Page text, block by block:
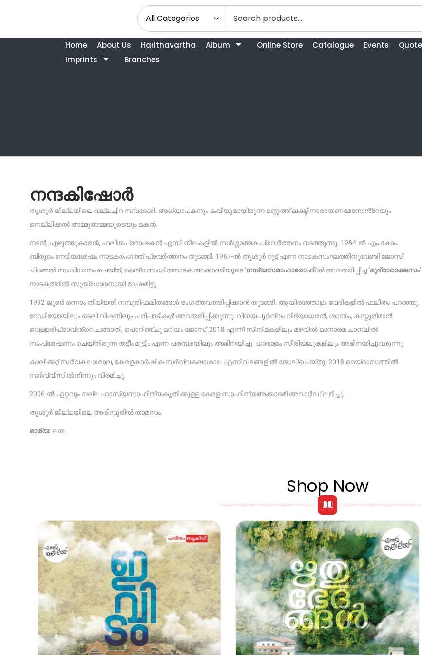
Home About Us Harithavartha Album Online Store Catalogue Events
Imprints
Branches
നന്ദകിഷോർ
തൃശൂർ ജില്ലയിലെ വല്ലച്ചിറ സ്വദേശി. അധ്യാപകനും കവിയുമായിരുന്ന മണ്ണത്ത് ലക്ഷ്മിനാരായണമേനോൻ്റേയും
നെല്ലിക്കൽ അമ്മുഅമ്മയുടെയും മകൻ.
നടൻ, എഴുത്തുകാരൻ, ഫലിതപ്രഭാഷകൻ എന്നീ നിലകളിൽ സർഗ്ഗാത്മക പ്രവർത്തനം നടത്തുന്നു. 1984-ൽ എം.കോം.
ബിരുദം നേടിയശേഷം നാടകരംഗത്ത് പ്രവർത്തനം തുടങ്ങി. 1987-ൽ തൃശൂർ റൂട്ട് എന്ന നാടകസംഘത്തിനുവേണ്ടി ജോസ്
ചിറമ്മൽ സംവിധാനം ചെയ്ത്, കേന്ദ്ര സംഗീതനാടക അക്കാദമിയുടെ‘നാട്യസമാഹാരോഹി’ൽ അവതരിപ്പിച്ച‘മുദ്രാരാക്ഷസം’
നാടകത്തിൽ സൂത്രധാരനായി വേഷമിട്ടു.
1992 ജൂൺ ഒന്നാം തിയ്യതി നമ്പൂരിഫലിതങ്ങൾ രംഗത്തവതരിപ്പിക്കാൻ തുടങ്ങി. ആയിരത്തോളം വേദികളിൽ ഫലിതം പറഞ്ഞു.
റേഡിയോയിലും ടെലി വിഷനിലും പരിപാടികൾ അവതരിപ്പിക്കുന്നു. വിനയപൂർവ്വം വിദ്യാധരൻ, ശാന്തം, കസ്തൂരിമാൻ,
വെള്ളരിപ്രാവിൻ്റെ ചങ്ങാതി, പൊറിഞ്ചു മറിയം ജോസ്, 2018 എന്നീ സിനിമകളിലും മഴവിൽ മനോരമ ചാനലിൽ
സംപ്രേഷണം ചെയ്തിരുന്ന തട്ടീം മുട്ടീം എന്ന പരമ്പരയിലും അഭിനയിച്ചു. ധാരാളം സീരിയലുകളിലും അഭിനയിച്ചുവരുന്നു.
കാലിക്കറ്റ് സർവകലാശാല, കേരളകാർഷിക സർവ്വകലാശാല എന്നിവിടങ്ങളിൽ ജോലിചെയ്‌തു. 2018 മെയ്‌മാസത്തിൽ
സർവ്വീസിൽനിന്നും വിരമിച്ചു.
2006-ൽ ഏറ്റവും നല്ല ഹാസ്യസാഹിത്യകൃതിക്കുള്ള കേരള സാഹിത്യഅക്കാദമി അവാർഡ് ലഭിച്ചു.
തൃശൂർ ജില്ലയിലെ അരിമ്പൂരിൽ താമസം.
ഭാര്യ: ലത.
Shop Now